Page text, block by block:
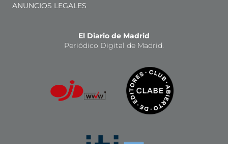
ANUNCIOS LEGALES
El Diario de Madrid
Periódico Digital de Madrid.